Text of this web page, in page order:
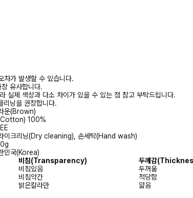
차가 발생할 수 있습니다.
유사합니다.
실제 색상과 다소 차이가 있을 수 있는 점 참고 부탁드립니다.
리닝을 권장합니다.
운(Brown)
100%
이크리닝(Dry cleaning), 손세탁(Hand wash)
민국(Korea)
비침(Transparency)
두께감
비침있음
두꺼움
비침약간
적당함
밝은칼라만
얇음